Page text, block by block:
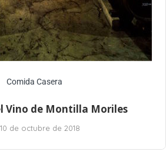
Comida Casera
Vino de Montilla Moriles
10 de octubre de 2018